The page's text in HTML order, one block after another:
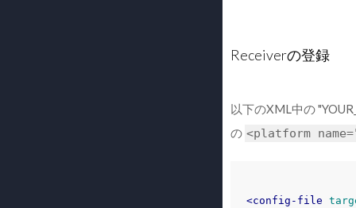
Receiverの登録
以下のXML中の
の <platform
<config-file